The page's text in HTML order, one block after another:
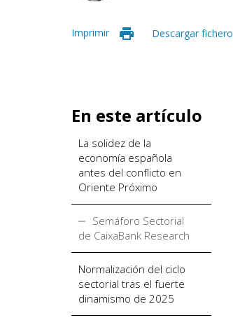
Imprimir Descargar fichero
En este artículo
La solidez de la
economía española
antes del conflicto en
Oriente Próximo
Semáforo Sectorial
de CaixaBank Research
Normalización del ciclo
sectorial tras el fuerte
dinamismo de 2025